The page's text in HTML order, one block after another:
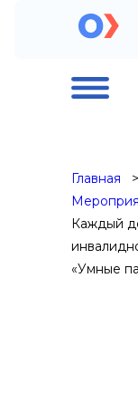
Главная
Каждый
«Умные